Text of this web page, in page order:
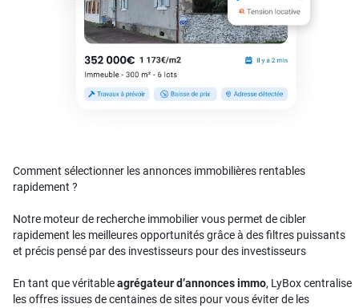
Comment sélectionner les annonces immobilières rentables
rapidement ?
Notre moteur de recherche immobilier vous permet de cibler
rapidement les meilleures opportunités grâce à des filtres puissants
et précis pensé par des investisseurs pour des investisseurs
En tant que véritableagrégateur d’annonces immo, LyBox centralise
les offres issues de centaines de sites pour vous éviter de les